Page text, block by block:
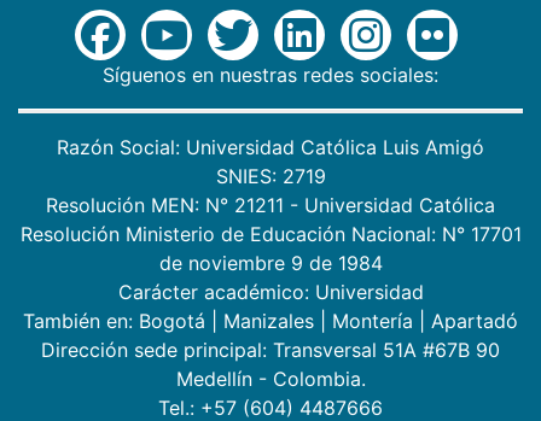
Síguenos en nuestras redes sociales:
Razón Social: Universidad Católica Luis Amigó
SNIES: 2719
Resolución MEN: N° 21211 - Universidad Católica
Resolución Ministerio de Educación Nacional: N° 17701
de noviembre 9 de 1984
Carácter académico: Universidad
También en: Bogotá Manizales Montería
Apartadó
Dirección sede principal: Transversal 51A #67B 90
Medellín - Colombia.
Tel.: +57 (604) 4487666